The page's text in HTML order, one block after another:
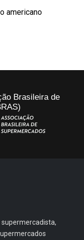
americano
Brasileira de